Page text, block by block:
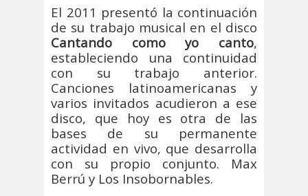
asamble
a
Asamblea
Anual
Asamblea
Constituyente
Asamblea
Extraordinaria
Asamblea por el
Pacto Social
Asociación Abuelas de
Plaza de Mayo
asociación de mujeres
El 2011 presentó la continuación
de su trabajo musical en el disco
Cantando como yo canto,
estableciendo una continuidad
con su trabajo anterior.
Canciones latinoamericanas y
varios invitados acudieron a ese
disco, que hoy es otra de las
bases de su permanente
actividad en vivo, que desarrolla
con su propio conjunto. Max
Berrú y Los Insobornables.